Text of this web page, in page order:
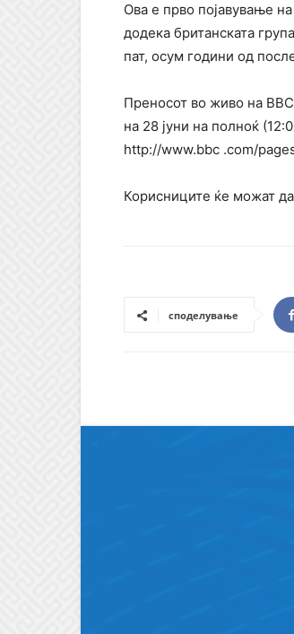
Ова е прво појавување
додека британската
пат, осум години од
Преносот во живо на
на 28 јуни на полноќ
http://www.bbc .com/
Корисниците ќе можат
споделување